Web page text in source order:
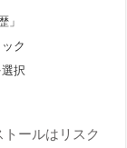
」
ク
択
ールはリスク